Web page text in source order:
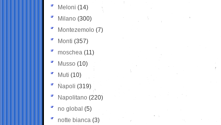
Meloni (14)
Milano (300)
Montezemolo (7)
Monti (357)
moschea (11)
Musso (10)
Muti (10)
Napoli (319)
Napolitano (220)
no global (5)
notte bianca (3)